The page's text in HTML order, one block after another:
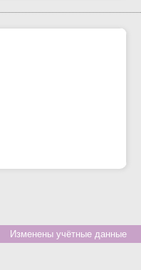
Изменены учётные данные